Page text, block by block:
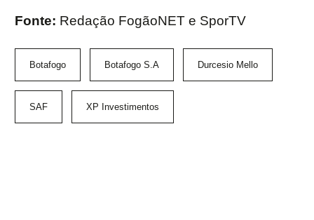
Fonte: Redação FogãoNET e SporTV
Botafogo Botafogo S.A Durcesio Mello
SAF XP Investimentos